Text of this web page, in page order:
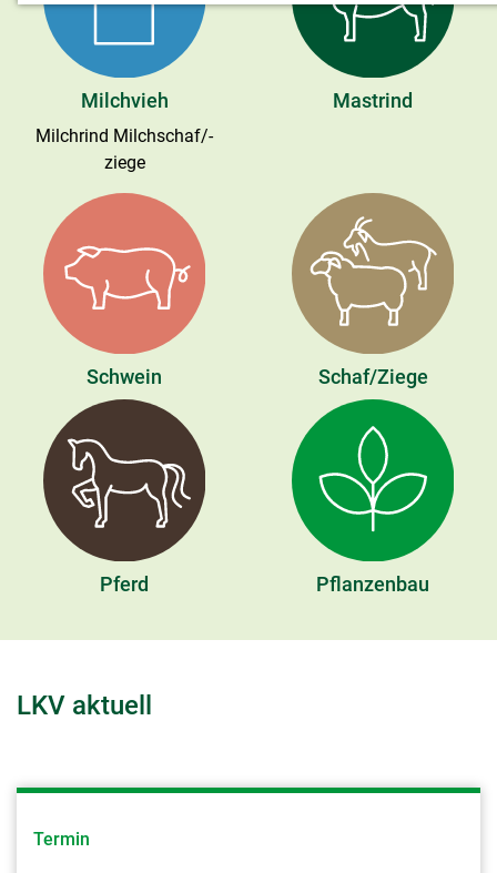
Milchvieh
Milchrind Milchschaf/-
ziege
Mastrind
Schwein Schaf/Ziege
Pferd Pflanzenbau
LKV aktuell
Termin
Notwendige Cookies ermöglichen grundlegende
Funktionen und sind für die einwandfreie Funktion
der Website erforderlich.
Einverständnis-Cookie
Name:
cookie_consent
Dieser Cookie speichert die ausgewählten
Einverständnis-Optionen des Benutzers
Cookie Laufzeit:
1 Jahr
fe_typo_user
Name:
fe_typo_user
Anbieter:
TYPO3 GmbH
Zweck:
Plattformen anzeigen zu können, werden von